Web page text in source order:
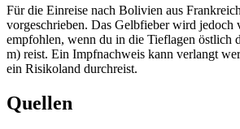
Für die Einreise nach Bolivien aus
vorgeschrieben. Das Gelbfieber wird jedoch
empfohlen, wenn du in die Tieflagen östlich
m) reist. Ein Impfnachweis kann verlangt
ein Risikoland durchreist.
Quellen